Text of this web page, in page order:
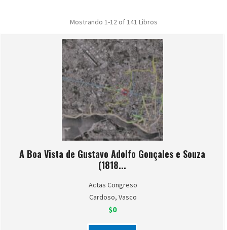
Mostrando 1-12 of 141 Libros
A Boa Vista de Gustavo Adolfo Gonçales e Souza
(1818...
Actas Congreso
Cardoso, Vasco
$0